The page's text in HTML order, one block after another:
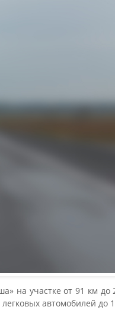
на участке от 91 км до
автомобилей до